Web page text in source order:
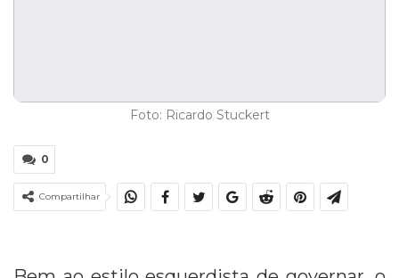
Foto: Ricardo Stuckert
0
Compartilhar